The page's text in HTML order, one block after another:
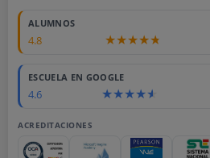
1795
ALUMNOS
4.8
ESCUELA EN GOOGLE
4.6
ACREDITACIONES